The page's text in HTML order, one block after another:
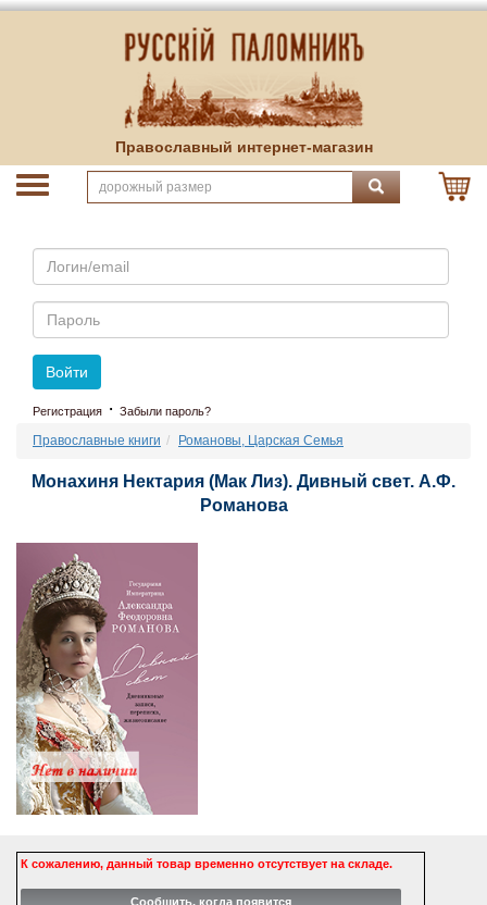
Православный интернет-магазин
Email
Пароль
Войти
Регистрация · Забыли пароль?
Православные книги Романовы, Царская Семья
Монахиня Нектария (Мак Лиз). Дивный свет. А.Ф.
Романова
К сожалению, данный товар временно отсутствует на складе.